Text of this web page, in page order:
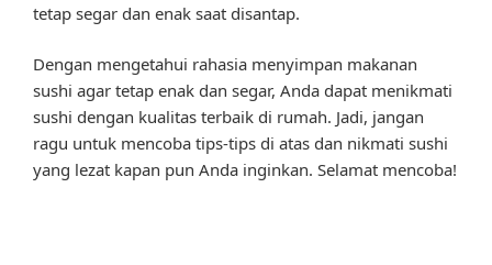
tetap segar dan enak saat disantap.
Dengan mengetahui rahasia menyimpan makanan
sushi agar tetap enak dan segar, Anda dapat menikmati
sushi dengan kualitas terbaik di rumah. Jadi, jangan
ragu untuk mencoba tips-tips di atas dan nikmati sushi
yang lezat kapan pun Anda inginkan. Selamat mencoba!